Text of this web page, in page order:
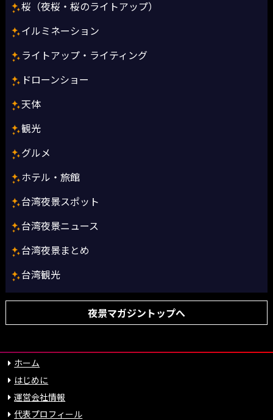
桜（夜桜・桜のライトアップ）
イルミネーション
ライトアップ・ライティング
ドローンショー
天体
観光
グルメ
ホテル・旅館
台湾夜景スポット
台湾夜景ニュース
台湾夜景まとめ
台湾観光
夜景マガジントップへ
ホーム
はじめに
運営会社情報
代表プロフィール